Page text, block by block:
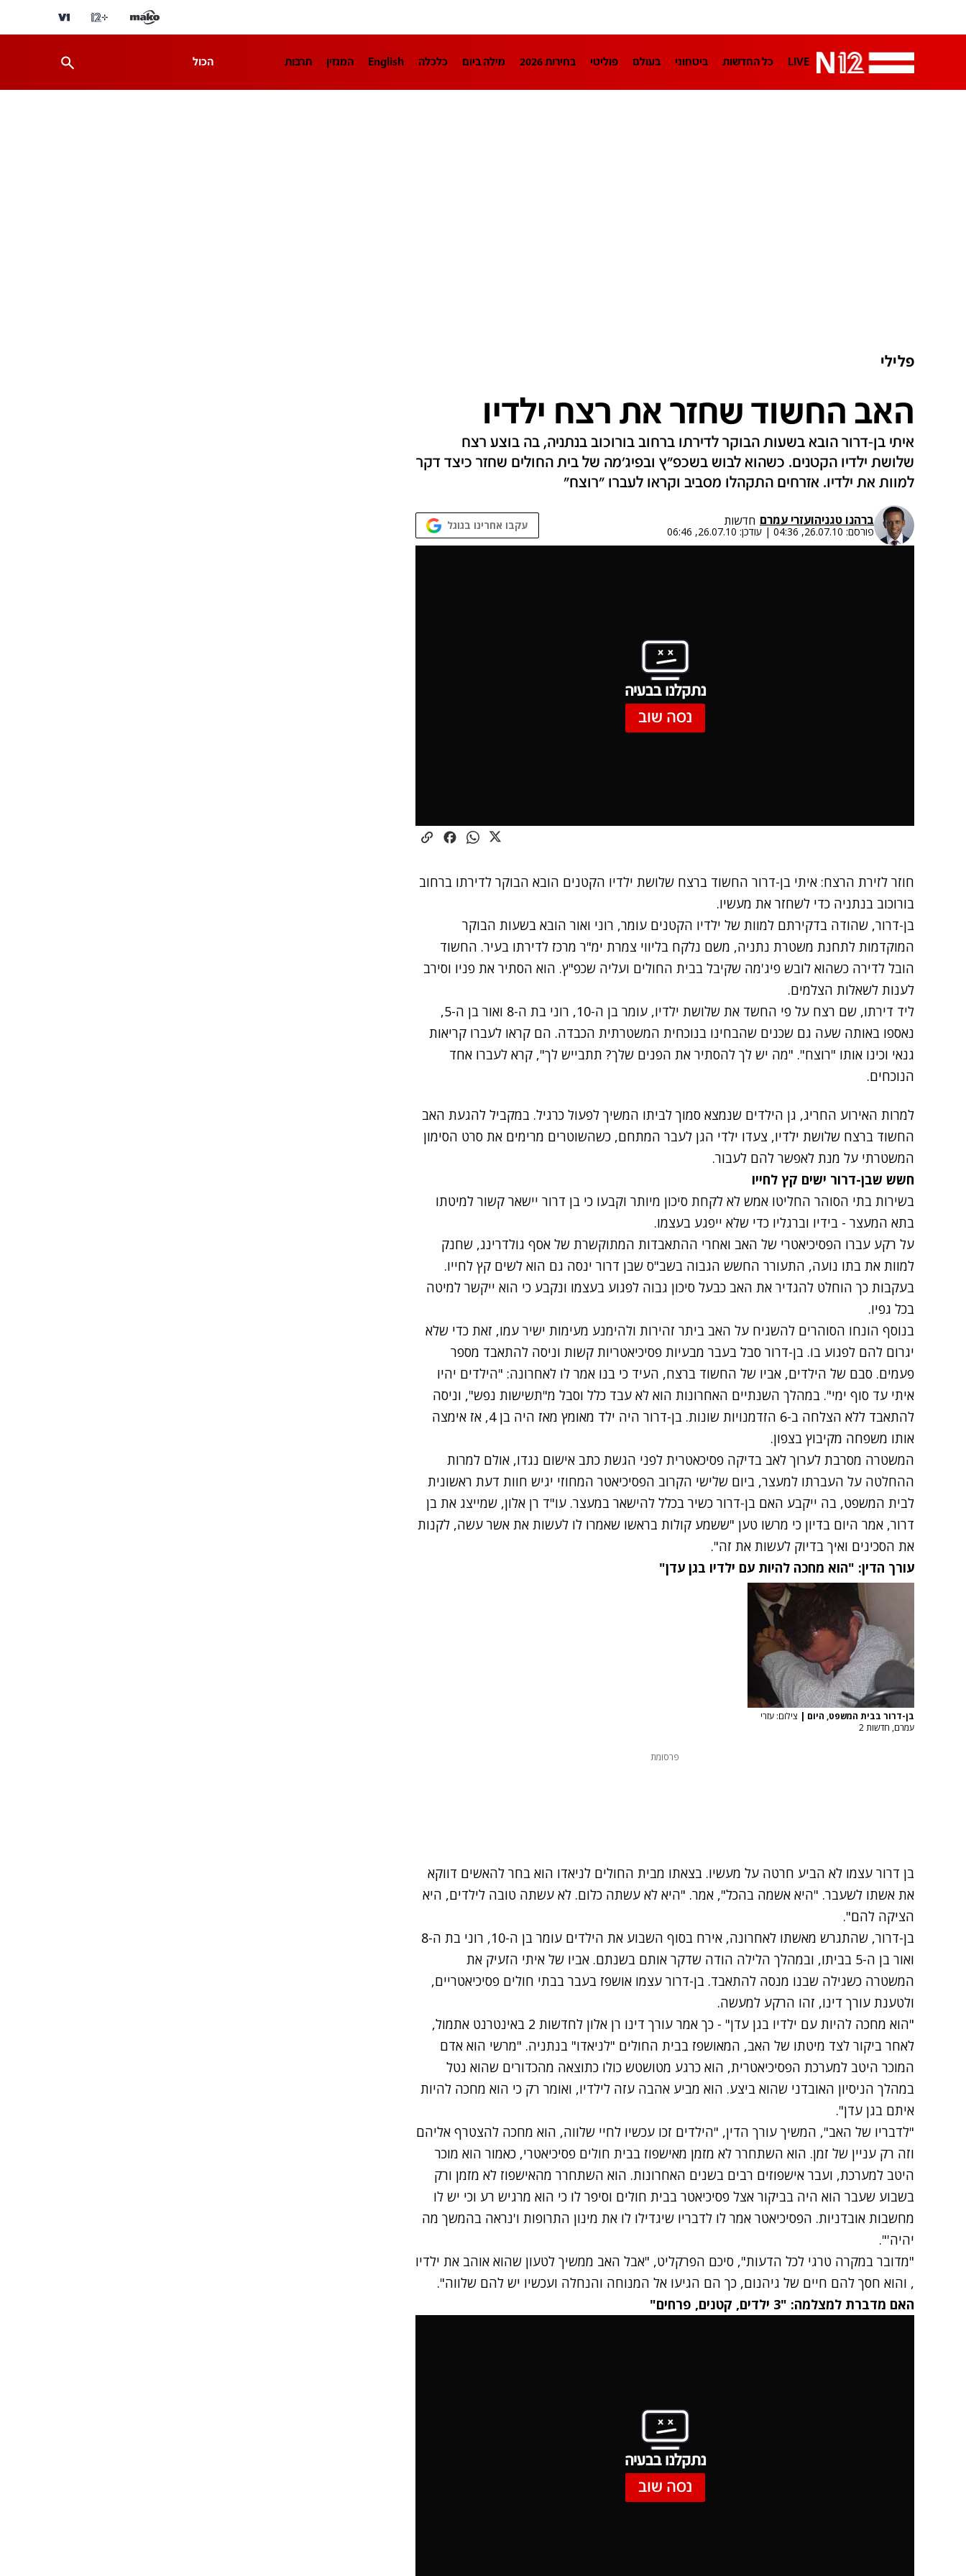
LIVE כל החדשות ביטחוני בעולם פוליטי בחירות 2026 מילה ביום כלכלה English המגזין תרבות הכול
פלילי
האב החשוד שחזר את רצח ילדיו
איתי בן-דרור הובא בשעות הבוקר לדירתו ברחוב בורוכוב בנתניה, בה בוצע רצח
שלושת ילדיו הקטנים. כשהוא לבוש בשכפ"ץ ובפיג'מה של בית החולים שחזר כיצד דקר
למוות את ילדיו. אזרחים התקהלו מסביב וקראו לעברו "רוצח"
ברהנו טגניהועזרי עמרם חדשות
פורסם: 26.07.10, 04:36
| עודכן: 26.07.10, 06:46 עקבו אחרינו בגוגל
נתקלנו בבעיה
נסה שוב
חוזר לזירת הרצח: איתי בן-דרור החשוד ברצח שלושת ילדיו הקטנים הובא הבוקר לדירתו ברחוב
בורוכוב בנתניה כדי לשחזר את מעשיו.
בן-דרור, שהודה בדקירתם למוות של ילדיו הקטנים עומר, רוני ואור הובא בשעות הבוקר
המוקדמות לתחנת משטרת נתניה, משם נלקח בליווי צמרת ימ"ר מרכז לדירתו בעיר. החשוד
הובל לדירה כשהוא לובש פיג'מה שקיבל בבית החולים ועליה שכפ"ץ. הוא הסתיר את פניו וסירב
לענות לשאלות הצלמים.
ליד דירתו, שם רצח על פי החשד את שלושת ילדיו, עומר בן ה-10, רוני בת ה-8 ואור בן ה-5,
נאספו באותה שעה גם שכנים שהבחינו בנוכחית המשטרתית הכבדה. הם קראו לעברו קריאות
גנאי וכינו אותו "רוצח". "מה יש לך להסתיר את הפנים שלך? תתבייש לך", קרא לעברו אחד
הנוכחים.
למרות האירוע החריג, גן הילדים שנמצא סמוך לביתו המשיך לפעול כרגיל. במקביל להגעת האב
החשוד ברצח שלושת ילדיו, צעדו ילדי הגן לעבר המתחם, כשהשוטרים מרימים את סרט הסימון
המשטרתי על מנת לאפשר להם לעבור.
חשש שבן-דרור ישים קץ לחייו
בשירות בתי הסוהר החליטו אמש לא לקחת סיכון מיותר וקבעו כי בן דרור יישאר קשור למיטתו
בתא המעצר - בידיו וברגליו כדי שלא ייפגע בעצמו.
על רקע עברו הפסיכיאטרי של האב ואחרי ההתאבדות המתוקשרת של אסף גולדרינג, שחנק
למוות את בתו נועה, התעורר החשש הגבוה בשב"ס שבן דרור ינסה גם הוא לשים קץ לחייו.
בעקבות כך הוחלט להגדיר את האב כבעל סיכון גבוה לפגוע בעצמו ונקבע כי הוא ייקשר למיטה
בכל גפיו.
בנוסף הונחו הסוהרים להשגיח על האב ביתר זהירות ולהימנע מעימות ישיר עמו, זאת כדי שלא
יגרום להם לפגוע בו. בן-דרור סבל בעבר מבעיות פסיכיאטריות קשות וניסה להתאבד מספר
פעמים. סבם של הילדים, אביו של החשוד ברצח, העיד כי בנו אמר לו לאחרונה: "הילדים יהיו
איתי עד סוף ימי". במהלך השנתיים האחרונות הוא לא עבד כלל וסבל מ"תשישות נפש", וניסה
להתאבד ללא הצלחה ב-6 הזדמנויות שונות. בן-דרור היה ילד מאומץ מאז היה בן 4, אז אימצה
אותו משפחה מקיבוץ בצפון.
המשטרה מסרבת לערוך לאב בדיקה פסיכאטרית לפני הגשת כתב אישום נגדו, אולם למרות
ההחלטה על העברתו למעצר, ביום שלישי הקרוב הפסיכיאטר המחוזי יגיש חוות דעת ראשונית
לבית המשפט, בה ייקבע האם בן-דרור כשיר בכלל להישאר במעצר. עו"ד רן אלון, שמייצג את בן
דרור, אמר היום בדיון כי מרשו טען "ששמע קולות בראשו שאמרו לו לעשות את אשר עשה, לקנות
את הסכינים ואיך בדיוק לעשות את זה".
עורך הדין: "הוא מחכה להיות עם ילדיו בגן עדן"
בן-דרור בבית המשפט, היום | צילום: עזרי
עמרם, חדשות 2
פרסומת
בן דרור עצמו לא הביע חרטה על מעשיו. בצאתו מבית החולים לניאדו הוא בחר להאשים דווקא
את אשתו לשעבר. "היא אשמה בהכל", אמר. "היא לא עשתה כלום. לא עשתה טובה לילדים, היא
הציקה להם".
בן-דרור, שהתגרש מאשתו לאחרונה, אירח בסוף השבוע את הילדים עומר בן ה-10, רוני בת ה-8
ואור בן ה-5 בביתו, ובמהלך הלילה הודה שדקר אותם בשנתם. אביו של איתי הזעיק את
המשטרה כשגילה שבנו מנסה להתאבד. בן-דרור עצמו אושפז בעבר בבתי חולים פסיכיאטריים,
ולטענת עורך דינו, זהו הרקע למעשה.
"הוא מחכה להיות עם ילדיו בגן עדן" - כך אמר עורך דינו רן אלון לחדשות 2 באינטרנט אתמול,
לאחר ביקור לצד מיטתו של האב, המאושפז בבית החולים "לניאדו" בנתניה. "מרשי הוא אדם
המוכר היטב למערכת הפסיכיאטרית, הוא כרגע מטושטש כולו כתוצאה מהכדורים שהוא נטל
במהלך הניסיון האובדני שהוא ביצע. הוא מביע אהבה עזה לילדיו, ואומר רק כי הוא מחכה להיות
איתם בגן עדן".
"לדבריו של האב", המשיך עורך הדין, "הילדים זכו עכשיו לחיי שלווה, הוא מחכה להצטרף אליהם
וזה רק עניין של זמן. הוא השתחרר לא מזמן מאישפוז בבית חולים פסיכיאטרי, כאמור הוא מוכר
היטב למערכת, ועבר אישפוזים רבים בשנים האחרונות. הוא השתחרר מהאישפוז לא מזמן ורק
בשבוע שעבר הוא היה בביקור אצל פסיכיאטר בבית חולים וסיפר לו כי הוא מרגיש רע וכי יש לו
מחשבות אובדניות. הפסיכיאטר אמר לו לדבריו שיגדילו לו את מינון התרופות ו'נראה בהמשך מה
יהיה'".
"מדובר במקרה טרגי לכל הדעות", סיכם הפרקליט, "אבל האב ממשיך לטעון שהוא אוהב את ילדיו
, והוא חסך להם חיים של גיהנום, כך הם הגיעו אל המנוחה והנחלה ועכשיו יש להם שלווה".
האם מדברת למצלמה: "3 ילדים, קטנים, פרחים"
נתקלנו בבעיה
נסה שוב